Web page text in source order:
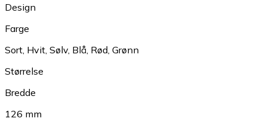
Design
Farge
Sort Hvit Sølv, Blå Rød Grønn
Størrelse
Bredde
126 mm